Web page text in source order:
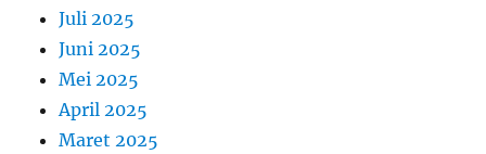
Juli 2025
Juni 2025
Mei 2025
April 2025
Maret 2025